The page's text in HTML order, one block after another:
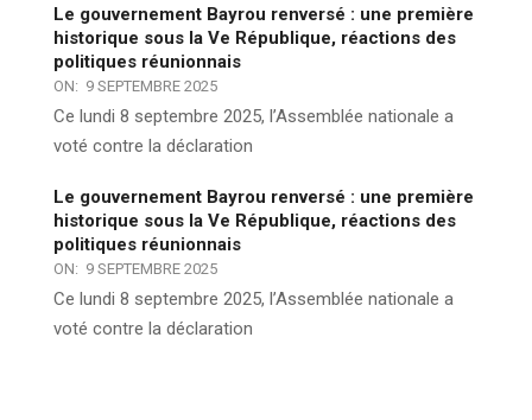
Le gouvernement Bayrou renversé : une première
historique sous la Ve République, réactions des
politiques réunionnais
ON: 9 SEPTEMBRE 2025
Ce lundi 8 septembre 2025, l’Assemblée nationale a
voté contre la déclaration
Le gouvernement Bayrou renversé : une première
historique sous la Ve République, réactions des
politiques réunionnais
ON: 9 SEPTEMBRE 2025
Ce lundi 8 septembre 2025, l’Assemblée nationale a
voté contre la déclaration